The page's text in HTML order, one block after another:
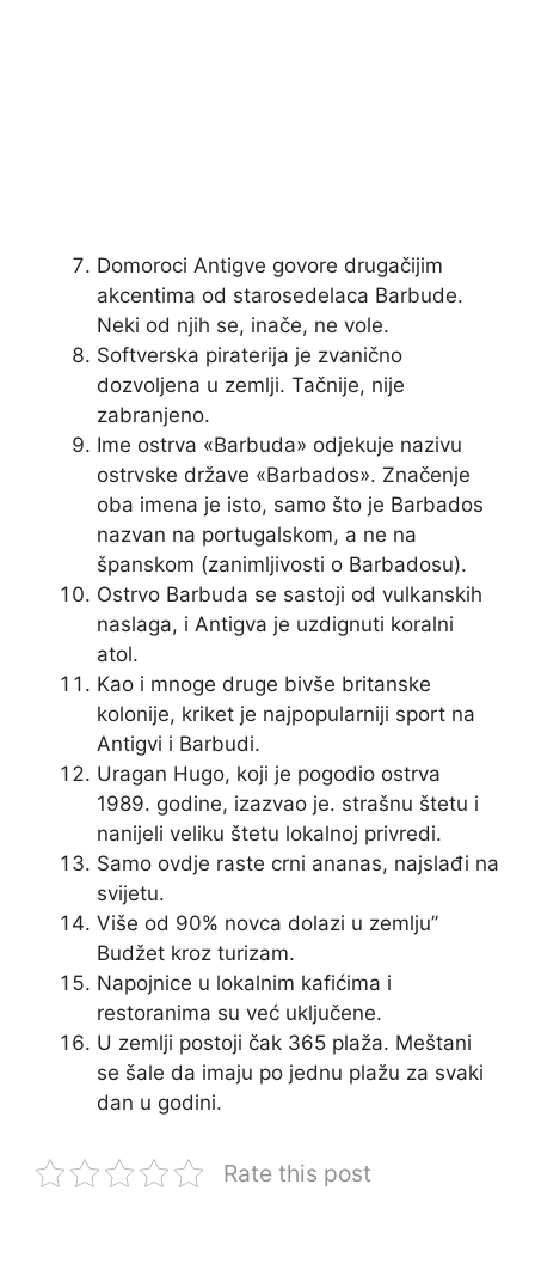
Domoroci Antigve govore drugačijim
akcentima od starosedelaca Barbude.
Neki od njih se, inače, ne vole.
Softverska piraterija je zvanično
dozvoljena u zemlji. Tačnije, nije
zabranjeno.
Ime ostrva «Barbuda» odjekuje nazivu
ostrvske države «Barbados». Značenje
oba imena je isto, samo što je Barbados
nazvan na portugalskom, a ne na
španskom (zanimljivosti o Barbadosu).
Ostrvo Barbuda se sastoji od vulkanskih
naslaga, i Antigva je uzdignuti koralni
atol.
Kao i mnoge druge bivše britanske
kolonije, kriket je najpopularniji sport na
Antigvi i Barbudi.
Uragan Hugo, koji je pogodio ostrva
1989. godine, izazvao je. strašnu štetu i
nanijeli veliku štetu lokalnoj privredi.
Samo ovdje raste crni ananas, najslađi na
svijetu.
Više od 90% novca dolazi u zemlju’’
Budžet kroz turizam.
Napojnice u lokalnim kafićima i
restoranima su već uključene.
U zemlji postoji čak 365 plaža. Meštani
se šale da imaju po jednu plažu za svaki
dan u godini.
Rate this post